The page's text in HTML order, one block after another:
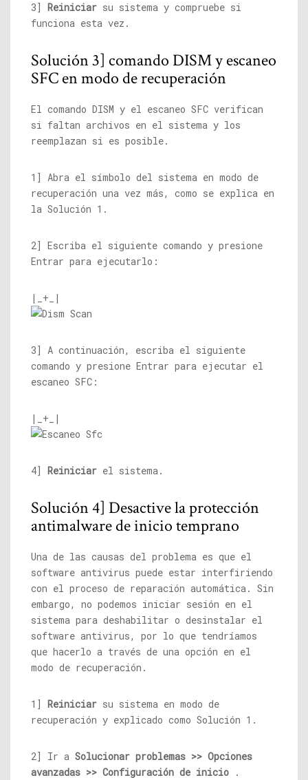
3] Reiniciar su sistema y compruebe si
funciona esta vez.
Solución 3] comando DISM y escaneo
SFC en modo de recuperación
El comando DISM y el escaneo SFC verifican
si faltan archivos en el sistema y los
reemplazan si es posible.
1] Abra el símbolo del sistema en modo de
recuperación una vez más, como se explica en
la Solución 1.
2] Escriba el siguiente comando y presione
Entrar para ejecutarlo:
|_+_|
3] A continuación, escriba el siguiente
comando y presione Entrar para ejecutar el
escaneo SFC:
|_+_|
4] Reiniciar el sistema.
Solución 4] Desactive la protección
antimalware de inicio temprano
Una de las causas del problema es que el
software antivirus puede estar interfiriendo
con el proceso de reparación automática. Sin
embargo, no podemos iniciar sesión en el
sistema para deshabilitar o desinstalar el
software antivirus, por lo que tendríamos
que hacerlo a través de una opción en el
modo de recuperación.
1] Reiniciar su sistema en modo de
recuperación y explicado como Solución 1.
2] Ir a Solucionar problemas >> Opciones
avanzadas >> Configuración de inicio .